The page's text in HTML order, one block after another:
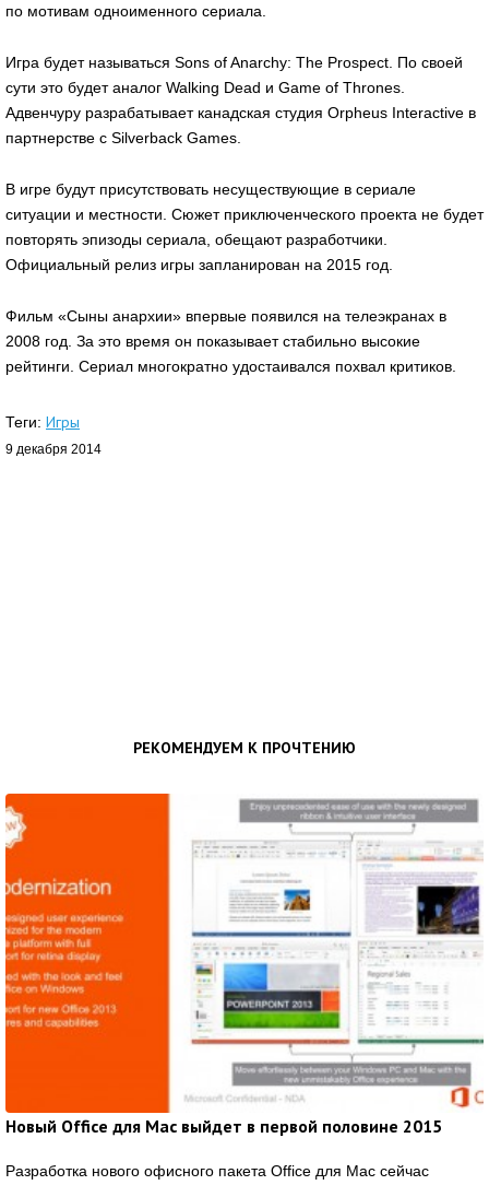
по мотивам одноименного сериала.
Игра будет называться Sons of Anarchy: The Prospect. По своей
сути это будет аналог Walking Dead и Game of Thrones.
Адвенчуру разрабатывает канадская студия Orpheus Interactive в
партнерстве с Silverback Games.
В игре будут присутствовать несуществующие в сериале
ситуации и местности. Сюжет приключенческого проекта не будет
повторять эпизоды сериала, обещают разработчики.
Официальный релиз игры запланирован на 2015 год.
Фильм «Сыны анархии» впервые появился на телеэкранах в
2008 год. За это время он показывает стабильно высокие
рейтинги. Сериал многократно удостаивался похвал критиков.
Теги: Игры
9 декабря 2014
РЕКОМЕНДУЕМ К ПРОЧТЕНИЮ
Новый Office для Mac выйдет в первой половине 2015
Разработка нового офисного пакета Office для Mac сейчас